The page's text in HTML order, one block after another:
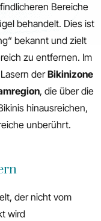
Bereiche
behandelt. Dies ist
bekannt und zielt
zu entfernen. Im
derBikinizone
, die über die
hinausreichen,
unberührt.
der nicht vom
wird